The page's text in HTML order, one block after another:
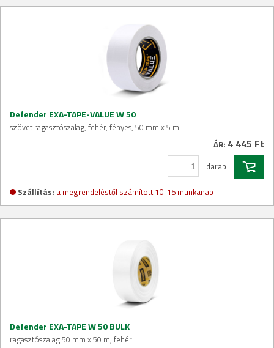
Defender EXA-TAPE-VALUE W 50
szövet ragasztószalag, fehér, fényes, 50 mm x 5 m
ÁR: 4 445 Ft
darab
Szállítás: a megrendeléstől számított 10-15 munkanap
Defender EXA-TAPE W 50 BULK
ragasztószalag 50 mm x 50 m, fehér